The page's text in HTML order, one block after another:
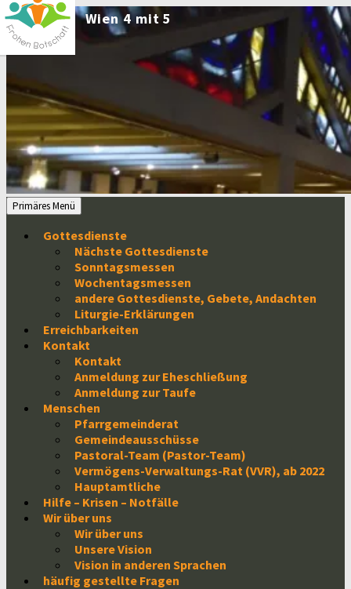
Zum
Inhalt
springen
Suchen
Primäres Menü
Gottesdienste
Nächste Gottesdienste
Sonntagsmessen
Wochentagsmessen
andere Gottesdienste, Gebete, Andachten
Liturgie-Erklärungen
Erreichbarkeiten
Kontakt
Kontakt
Anmeldung zur Eheschließung
Anmeldung zur Taufe
Menschen
Pfarrgemeinderat
Gemeindeausschüsse
Pastoral-Team (Pastor-Team)
Vermögens-Verwaltungs-Rat (VVR), ab 2022
Hauptamtliche
Hilfe – Krisen – Notfälle
Wir über uns
Wir über uns
Unsere Vision
Vision in anderen Sprachen
häufig gestellte Fragen